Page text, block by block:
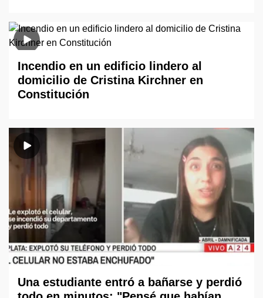
Incendio en un edificio lindero al
domicilio de Cristina Kirchner en
Constitución
Una estudiante entró a bañarse y perdió